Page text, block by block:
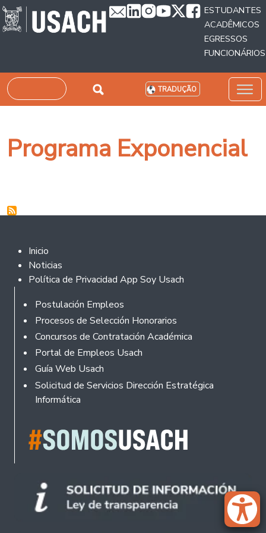
Passar para o conteúdo principal
ESTUDANTES
ACADÊMICOS
EGRESSOS
FUNCIONÁRIOS
Pesquisar TRADUÇÃO
Programa Exponencial
Footer 2
Inicio
Noticias
Política de Privacidad App Soy Usach
Rodapé
Postulación Empleos
Procesos de Selección Honorarios
Concursos de Contratación Académica
Portal de Empleos Usach
Guía Web Usach
Solicitud de Servicios Dirección Estratégica
Informática